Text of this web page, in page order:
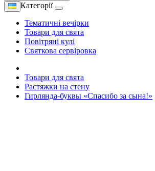
Категорії
Тематичні вечірки
Товари для свята
Повітряні кулі
Святкова сервіровка
Товари для свята
Растяжки на стену
Гирлянда-буквы «Спасибо за сына!»